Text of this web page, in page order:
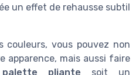
un effet de rehausse subtil
couleurs, vous pouvez non
apparence, mais aussi faire
palette pliante soit un